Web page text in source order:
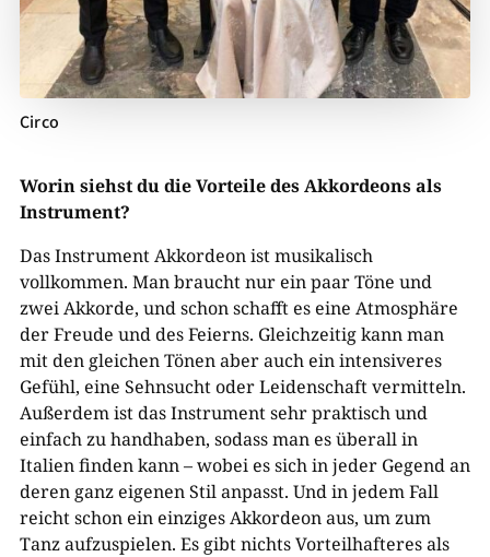
Circo
Worin siehst du die Vorteile des Akkordeons als
Instrument?
Das Instrument Akkordeon ist musikalisch
vollkommen. Man braucht nur ein paar Töne und
zwei Akkorde, und schon schafft es eine Atmosphäre
der Freude und des Feierns. Gleichzeitig kann man
mit den gleichen Tönen aber auch ein intensiveres
Gefühl, eine Sehnsucht oder Leidenschaft vermitteln.
Außerdem ist das Instrument sehr praktisch und
einfach zu handhaben, sodass man es überall in
Italien finden kann – wobei es sich in jeder Gegend an
deren ganz eigenen Stil anpasst. Und in jedem Fall
reicht schon ein einziges Akkordeon aus, um zum
Tanz aufzuspielen. Es gibt nichts Vorteilhafteres als